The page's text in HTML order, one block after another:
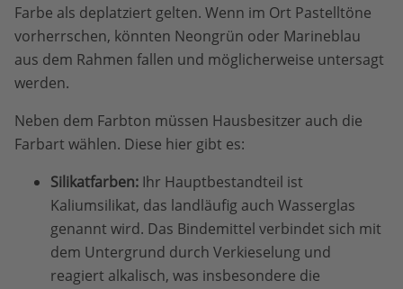
Farbe als deplatziert gelten. Wenn im Ort Pastelltöne
vorherrschen, könnten Neongrün oder Marineblau
aus dem Rahmen fallen und möglicherweise untersagt
werden.
Neben dem Farbton müssen Hausbesitzer auch die
Farbart wählen. Diese hier gibt es:
Silikatfarben: Ihr Hauptbestandteil ist
Kaliumsilikat, das landläufig auch Wasserglas
genannt wird. Das Bindemittel verbindet sich mit
dem Untergrund durch Verkieselung und
reagiert alkalisch, was insbesondere die